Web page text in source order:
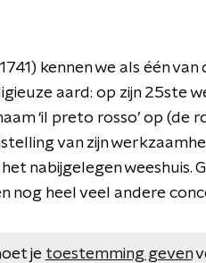
kennen we als één
aard: op zijn 25ste
‘il preto rosso’ op (de
van zijn
nabijgelegen weeshuis.
nog heel veel andere
je toestemming geven